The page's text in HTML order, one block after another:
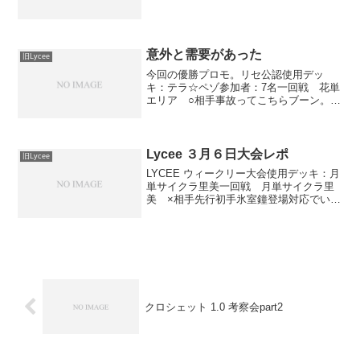
旧Lycee 意外と需要があった
今回の優勝プロモ。リセ公認使用デッ
キ：テラ☆ペゾ参加者：7名一回戦 花単
エリア ○相手事故ってこちらブーン。二
枚落ちて全落ちに。...
旧Lycee Lycee ３月６日大会レポ
LYCEE ウィークリー大会使用デッキ：月
単サイクラ里美一回戦 月単サイクラ里
美 ×相手先行初手氷室鐘登場対応でいた
クロシェット 1.0 考察会part2